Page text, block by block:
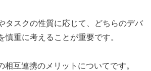
タスクの性質に応じて、どちらのデバ
慎重に考えることが重要です。
相互連携のメリットについてです。